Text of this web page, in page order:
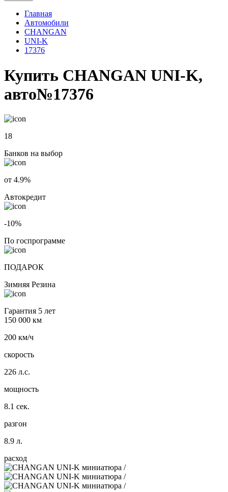
Главная
Автомобили
CHANGAN
UNI-K
17376
Купить CHANGAN UNI-K,
авто№17376
18
Банков на выбор
от 4.9%
Автокредит
-10%
По госпрограмме
ПОДАРОК
Зимняя Резина
Гарантия 5 лет
150 000 км
200 км/ч
скорость
226 л.с.
мощность
8.1 сек.
разгон
8.9 л.
расход